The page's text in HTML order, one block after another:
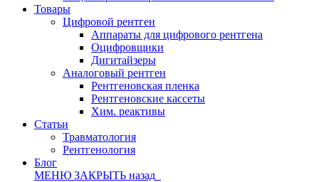
Товары
Цифровой рентген
Аппараты для цифрового рентгена
Оцифровщики
Дигитайзеры
Аналоговый рентген
Рентгеновская пленка
Рентгеновские кассеты
Хим. реактивы
Статьи
Травматология
Рентгенология
Блог
МЕНЮ ЗАКРЫТЬ назад